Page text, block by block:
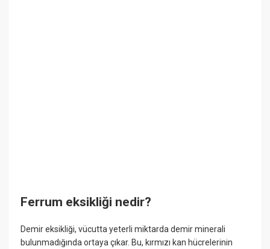
Ferrum eksikliği nedir?
Demir eksikliği, vücutta yeterli miktarda demir minerali
bulunmadığında ortaya çıkar. Bu, kırmızı kan hücrelerinin